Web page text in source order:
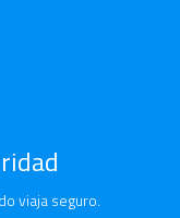
viaja seguro.